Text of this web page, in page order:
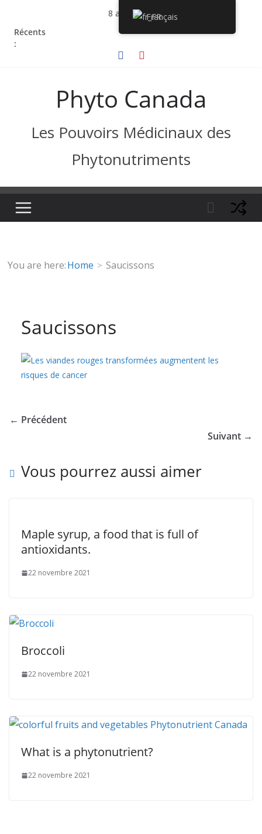
contenu
8 août 2026
Récents
:
Phyto Canada
Les Pouvoirs Médicinaux des
Phytonutriments
You are here:Home Saucissons
Saucissons
← Précédent
Suivant →
Vous pourrez aussi aimer
Maple syrup, a food that is full of
antioxidants.
22 novembre 2021
Broccoli
22 novembre 2021
What is a phytonutrient?
22 novembre 2021
Français